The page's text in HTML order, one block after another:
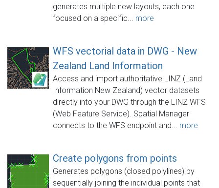
generates multiple new layouts, each one
focused on a specific... more
WFS vectorial data in DWG - New
Zealand Land Information
Access and import authoritative LINZ (Land
Information New Zealand) vector datasets
directly into your DWG through the LINZ WFS
(Web Feature Service). Spatial Manager
connects to the WFS endpoint and... more
Create polygons from points
Generates polygons (closed polylines) by
sequentially joining the individual points that